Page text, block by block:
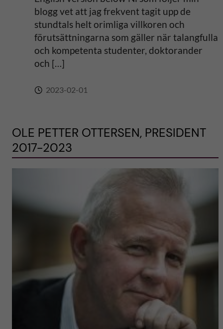
blogg vet att jag frekvent tagit upp de
stundtals helt orimliga villkoren och
förutsättningarna som gäller när talangfulla
och kompetenta studenter, doktorander
och […]
2023-02-01
OLE PETTER OTTERSEN, PRESIDENT
2017-2023